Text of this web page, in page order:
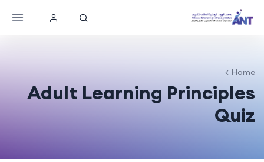
Home
Adult Learning Principles
Quiz